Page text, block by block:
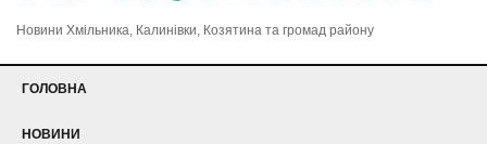
Новини Хмільника, Калинівки, Козятина та громад району
ГОЛОВНА
НОВИНИ